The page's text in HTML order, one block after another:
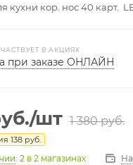
кухни кор. нос 40 карт.
В АКЦИЯХ
при заказе ОНЛАЙН
/шт 1 380руб.
138 руб.
: 2 в 2 магазинах